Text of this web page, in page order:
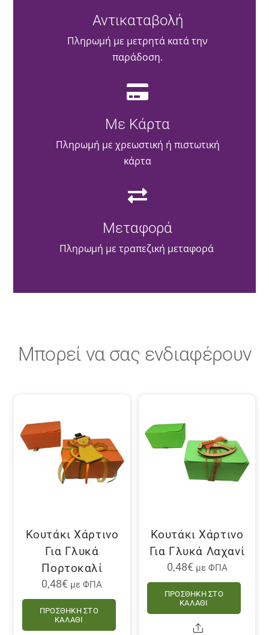
Αντικαταβολή
Πληρωμή με μετρητά κατά την
παράδοση.
Με Κάρτα
Πληρωμή με χρεωστική ή πιστωτική
κάρτα
Μεταφορά
Πληρωμή με τραπεζική μεταφορά
Μπορεί να σας ενδιαφέρουν
Κουτάκι Χάρτινο
Για Γλυκά
Πορτοκαλί
0,48€ με ΦΠΑ
ΠΡΟΣΘΉΚΗ ΣΤΟ
ΚΑΛΆΘΙ
Κουτάκι Χάρτινο
Για Γλυκά Λαχανί
0,48€ με ΦΠΑ
ΠΡΟΣΘΉΚΗ ΣΤΟ
ΚΑΛΆΘΙ
Share